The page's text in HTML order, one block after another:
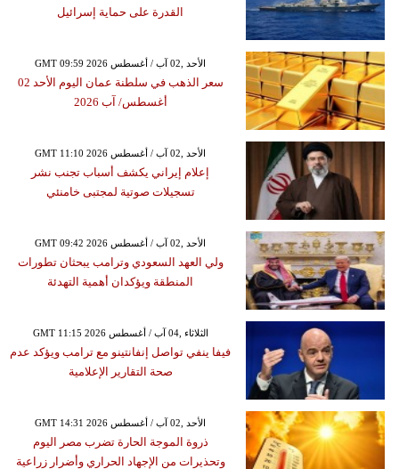
القدرة على حماية إسرائيل
GMT 09:59 2026 الأحد ,02 آب / أغسطس
سعر الذهب في سلطنة عمان اليوم الأحد 02
أغسطس/ آب 2026
GMT 11:10 2026 الأحد ,02 آب / أغسطس
إعلام إيراني يكشف أسباب تجنب نشر
تسجيلات صوتية لمجتبى خامنئي
GMT 09:42 2026 الأحد ,02 آب / أغسطس
ولي العهد السعودي وترامب يبحثان تطورات
المنطقة ويؤكدان أهمية التهدئة
GMT 11:15 2026 الثلاثاء ,04 آب / أغسطس
فيفا ينفي تواصل إنفانتينو مع ترامب ويؤكد عدم
صحة التقارير الإعلامية
GMT 14:31 2026 الأحد ,02 آب / أغسطس
ذروة الموجة الحارة تضرب مصر اليوم
وتحذيرات من الإجهاد الحراري وأضرار زراعية